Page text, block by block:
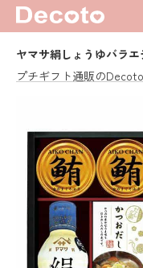
ヤマサ絹しょうゆバラエ
プチギフト通販のDecoto